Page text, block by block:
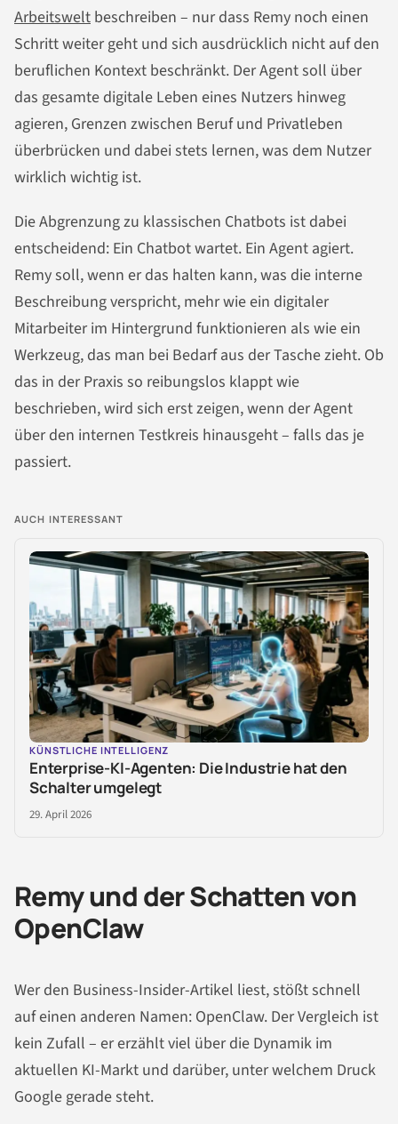
Arbeitswelt beschreiben – nur dass Remy noch einen
Schritt weiter geht und sich ausdrücklich nicht auf den
beruflichen Kontext beschränkt. Der Agent soll über
das gesamte digitale Leben eines Nutzers hinweg
agieren, Grenzen zwischen Beruf und Privatleben
überbrücken und dabei stets lernen, was dem Nutzer
wirklich wichtig ist.
Die Abgrenzung zu klassischen Chatbots ist dabei
entscheidend: Ein Chatbot wartet. Ein Agent agiert.
Remy soll, wenn er das halten kann, was die interne
Beschreibung verspricht, mehr wie ein digitaler
Mitarbeiter im Hintergrund funktionieren als wie ein
Werkzeug, das man bei Bedarf aus der Tasche zieht. Ob
das in der Praxis so reibungslos klappt wie
beschrieben, wird sich erst zeigen, wenn der Agent
über den internen Testkreis hinausgeht – falls das je
passiert.
AUCH INTERESSANT
KÜNSTLICHE INTELLIGENZ
Enterprise-KI-Agenten: Die Industrie hat den
Schalter umgelegt
29. April 2026
Remy und der Schatten von
OpenClaw
Wer den Business-Insider-Artikel liest, stößt schnell
auf einen anderen Namen: OpenClaw. Der Vergleich ist
kein Zufall – er erzählt viel über die Dynamik im
aktuellen KI-Markt und darüber, unter welchem Druck
Google gerade steht.